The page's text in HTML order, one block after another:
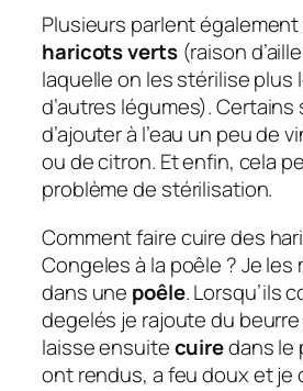
Plusieurs parlent également
haricots verts(raison
laquelle on les stérilise plus
d’autres légumes).
d’ajouter à l’eau un peu de
ou de citron. Et enfin, cela
problème de stérilisation.
Comment faire cuire des
Congeles à la poêle ? Je
dans une poêle. Lorsqu’ils
degelés je rajoute du beurre
laisse ensuitecuiredans le
ont rendus, a feu doux et je